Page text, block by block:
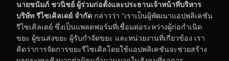
นายชนัมภ์ ชวนิชย์ ผู้ร่วมก่อตั้งและประธานเจ้าหน้าที่บริหาร
บริษัท รีไซเคิลเดย์ จำกัด กล่าวว่า “เราเป็นผู้พัฒนาแอปพลิเคชัน
รีไซเคิลเดย์ ซึ่งเป็นแพลตฟอร์มที่เชื่อมต่อระหว่างผู้ก่อกำเนิด
ขยะ ผู้ขนส่งขยะ ผู้รับกำจัดขยะ และหน่วยงานที่เกี่ยวข้อง เรา
คิดว่าการจัดการขยะรีไซเคิลโดยใช้แอปพลิเคชันจะช่วยสร้าง